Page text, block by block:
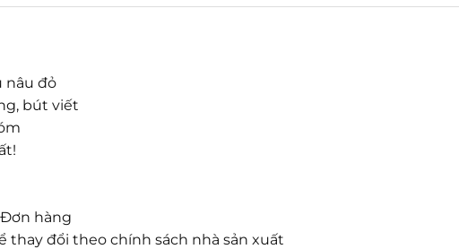
nâu đỏ
bút viết
hàng
thay đổi theo chính sách nhà sản xuất